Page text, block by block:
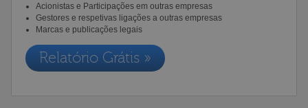
Acionistas e Participações em outras empresas
Gestores e respetivas ligações a outras empresas
Marcas e publicações legais
Relatório Grátis »